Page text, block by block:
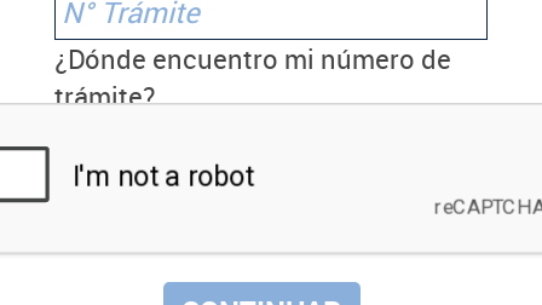
¿Dónde encuentro mi número de
trámite?